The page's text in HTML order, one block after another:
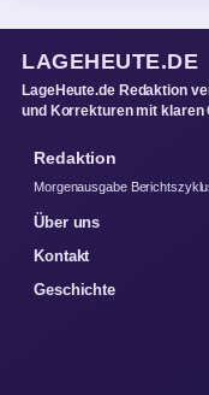
LAGEHEUTE.DE
LageHeute.de Redaktion
und Korrekturen mit klaren
Redaktion
Morgenausgabe
Über uns
Kontakt
Geschichte